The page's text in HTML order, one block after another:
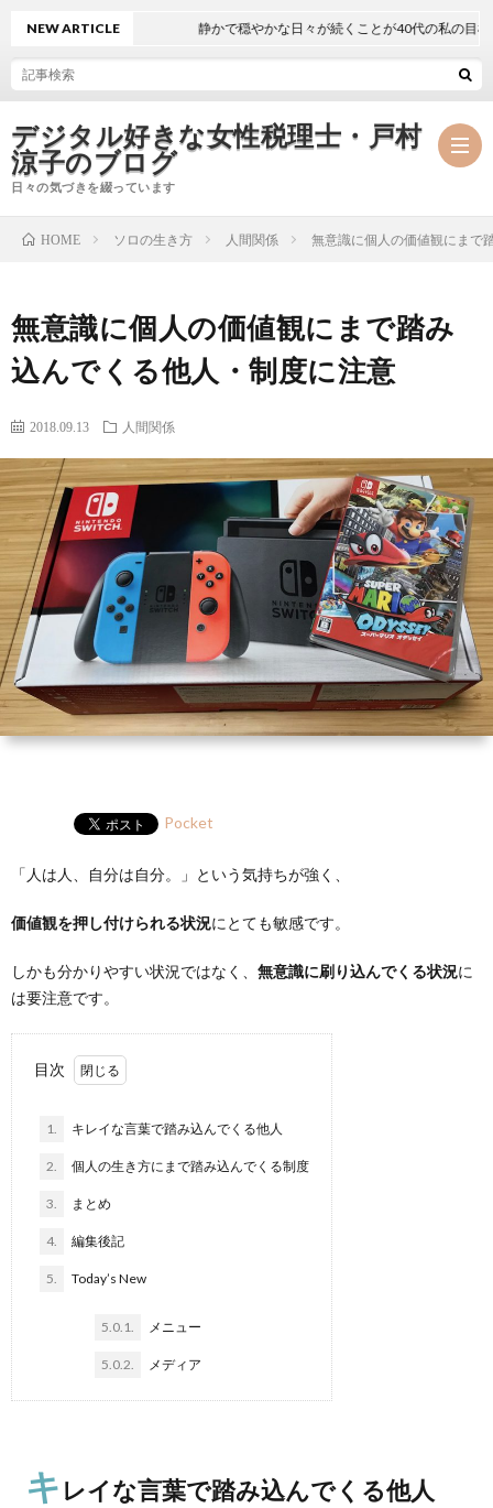
デジタル好きな女性税理士・戸村
涼子のブログ
日々の気づきを綴っています
ー
ル
HP
マ
ガ
筆
セ
ミ
ナ
ー・
講
NEW ARTICLE 静かで穏やかな日々が続くことが40代の私の目標
HOME ソロの生き方 人間関係 無意識に個人の価値観にまで
無意識に個人の価値観にまで踏み
込んでくる他人・制度に注意
2018.09.13 人間関係
Pocket
「人は人、自分は自分。」という気持ちが強く、
価値観を押し付けられる状況にとても敏感です。
しかも分かりやすい状況ではなく、 無意識に刷り込んでくる状況に
は要注意です。
目次
1. キレイな言葉で踏み込んでくる他人
2. 個人の生き方にまで踏み込んでくる制度
3. まとめ
4. 編集後記
5. Today’s New
5.0.1. メニュー
5.0.2. メディア
キ レイな言葉で踏み込んでくる他人